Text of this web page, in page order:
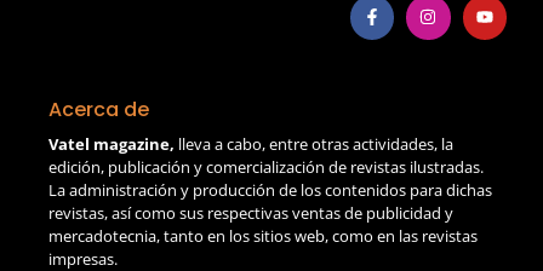
Acerca de
Vatel magazine, lleva a cabo, entre otras actividades, la
edición, publicación y comercialización de revistas ilustradas.
La administración y producción de los contenidos para dichas
revistas, así como sus respectivas ventas de publicidad y
mercadotecnia, tanto en los sitios web, como en las revistas
impresas.